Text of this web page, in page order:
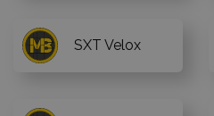
SXT Velox